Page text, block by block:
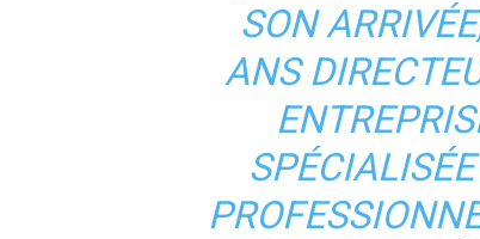
SON
ANS